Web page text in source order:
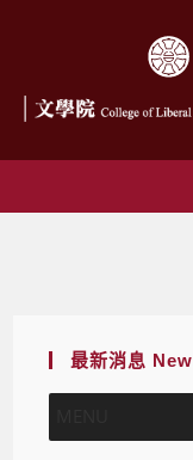
最新消息